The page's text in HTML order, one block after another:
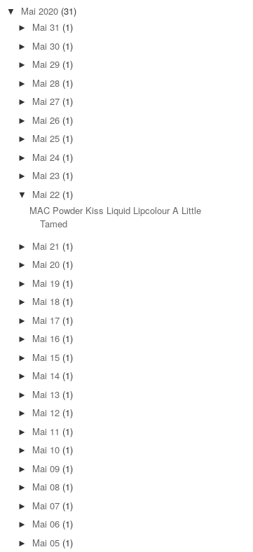
▼ Mai 2020 (31)
► Mai 31 (1)
► Mai 30 (1)
► Mai 29 (1)
► Mai 28 (1)
► Mai 27 (1)
► Mai 26 (1)
► Mai 25 (1)
► Mai 24 (1)
► Mai 23 (1)
▼ Mai 22 (1)
MAC Powder Kiss Liquid Lipcolour A Little
Tamed
► Mai 21 (1)
► Mai 20 (1)
► Mai 19 (1)
► Mai 18 (1)
► Mai 17 (1)
► Mai 16 (1)
► Mai 15 (1)
► Mai 14 (1)
► Mai 13 (1)
► Mai 12 (1)
► Mai 11 (1)
► Mai 10 (1)
► Mai 09 (1)
► Mai 08 (1)
► Mai 07 (1)
► Mai 06 (1)
► Mai 05 (1)